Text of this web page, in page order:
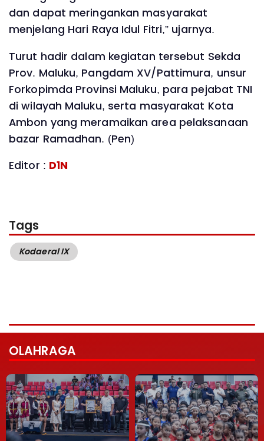
dan dapat meringankan masyarakat
menjelang Hari Raya Idul Fitri,” ujarnya.
Turut hadir dalam kegiatan tersebut Sekda
Prov. Maluku, Pangdam XV/Pattimura, unsur
Forkopimda Provinsi Maluku, para pejabat TNI
di wilayah Maluku, serta masyarakat Kota
Ambon yang meramaikan area pelaksanaan
bazar Ramadhan. (Pen)
Editor : D1N
Tags
Kodaeral IX
OLAHRAGA